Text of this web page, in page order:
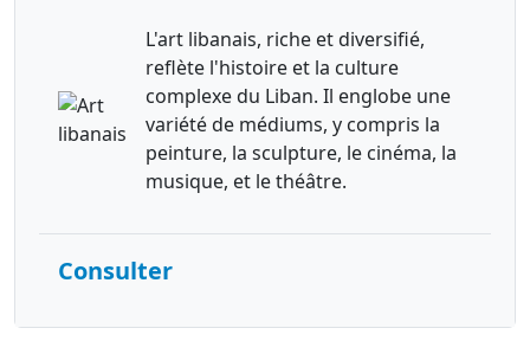
L'art libanais, riche et diversifié,
reflète l'histoire et la culture
complexe du Liban. Il englobe une
variété de médiums, y compris la
peinture, la sculpture, le cinéma, la
musique, et le théâtre.
Consulter